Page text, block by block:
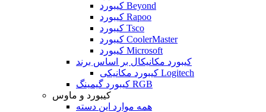
کیبورد Beyond
کیبورد Rapoo
کیبورد Tsco
کیبورد CoolerMaster
کیبورد Microsoft
کیبورد مکانیکال بر اساس برند
کیبورد مکانیکی Logitech
کیبورد گیمینگ RGB
کیبورد و ماوس
همه موارد این دسته